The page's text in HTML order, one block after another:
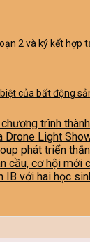
2 và ký kết hợp
của bất động
trình
Drone Light
phát triển
cầu, cơ hội
IB với hai học